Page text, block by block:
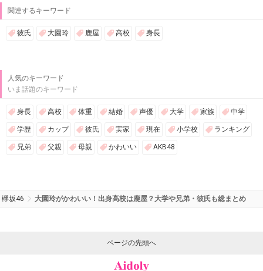
関連するキーワード
彼氏 大園玲 鹿屋 高校 身長
人気のキーワード
いま話題のキーワード
身長 高校 体重 結婚 声優 大学 家族 中学
学歴 カップ 彼氏 実家 現在 小学校 ランキング
兄弟 父親 母親 かわいい AKB48
欅坂46 大園玲がかわいい！出身高校は鹿屋？大学や兄弟・彼氏も総まとめ
ページの先頭へ